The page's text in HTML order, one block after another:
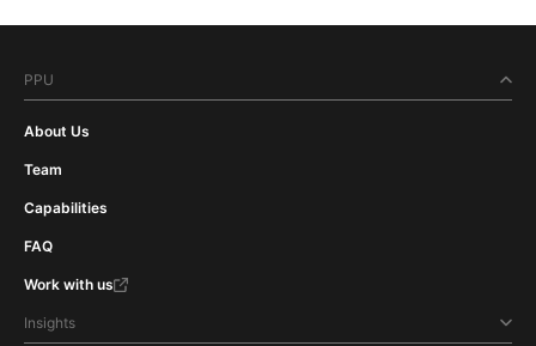
PPU
About Us
Team
Capabilities
FAQ
Work with us
Insights